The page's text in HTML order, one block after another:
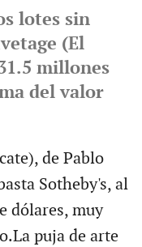
lotes sin
(El
millones
del valor
de Pablo
Sotheby's, al
dólares, muy
puja de arte